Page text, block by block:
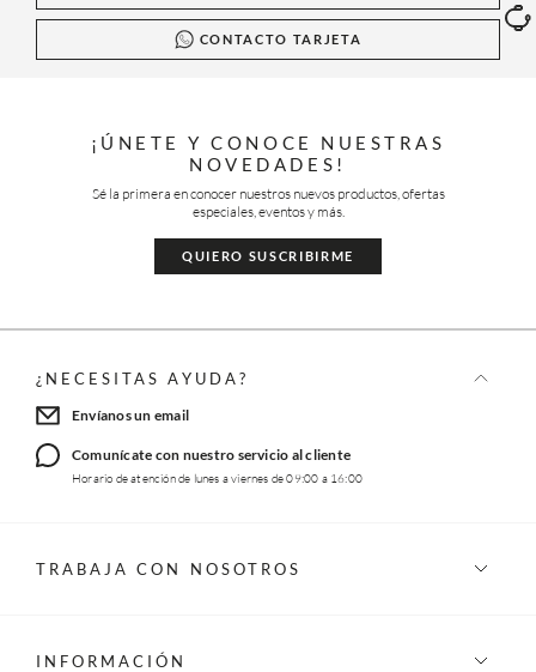
CONTACTO TARJETA
¡ÚNETE Y CONOCE NUESTRAS
NOVEDADES!
Sé la primera en conocer nuestros nuevos productos, ofertas
especiales, eventos y más.
QUIERO SUSCRIBIRME
¿NECESITAS AYUDA?
Envíanos un email
Comunícate con nuestro servicio al cliente
Horario de atención de lunes a viernes de 09:00 a 16:00
TRABAJA CON NOSOTROS
INFORMACIÓN